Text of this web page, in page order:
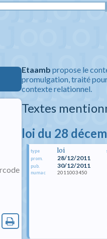
Etaamb propose le
promulgation, traité
contexte relationnel.
Textes
loi du 28
type loi
prom. 28/12/2011
pub. 30/12/2011
numac 2011003450